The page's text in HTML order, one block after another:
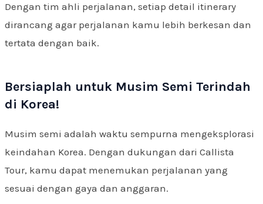
Dengan tim ahli perjalanan, setiap detail itinerary
dirancang agar perjalanan kamu lebih berkesan dan
tertata dengan baik.
Bersiaplah untuk Musim Semi Terindah
di Korea!
Musim semi adalah waktu sempurna mengeksplorasi
keindahan Korea. Dengan dukungan dari Callista
Tour, kamu dapat menemukan perjalanan yang
sesuai dengan gaya dan anggaran.